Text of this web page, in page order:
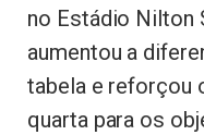
no Estádio Nilton
aumentou a
tabela e reforçou
quarta para os